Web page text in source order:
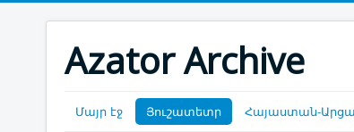
Azator Archive
Մայր էջ Յուշատետր Հայաստան-